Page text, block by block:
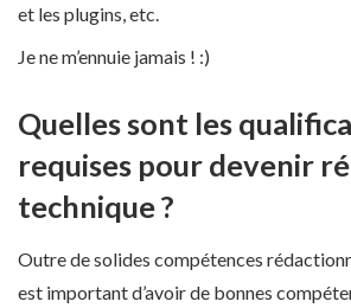
et les plugins, etc.
Je ne m’ennuie jamais ! :)
Quelles sont les
requises pour devenir
technique ?
Outre de solides compétences
est important d’avoir de bonnes